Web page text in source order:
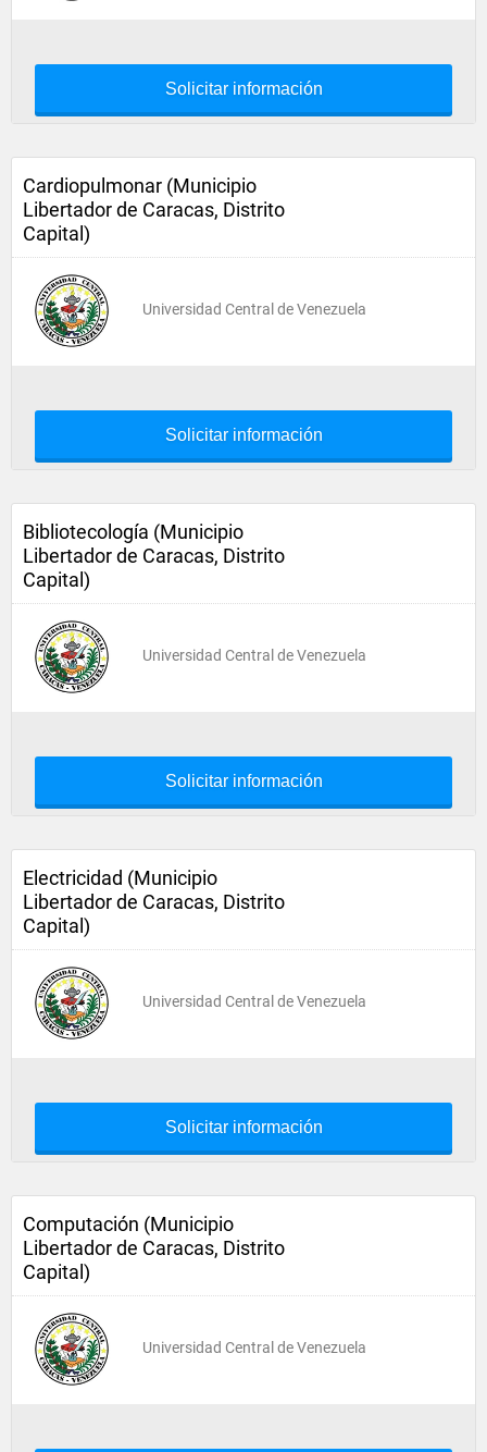
Solicitar información
Cardiopulmonar (Municipio
Libertador de Caracas, Distrito
Capital)
Universidad Central de Venezuela
Solicitar información
Bibliotecología (Municipio
Libertador de Caracas, Distrito
Capital)
Universidad Central de Venezuela
Solicitar información
Electricidad (Municipio
Libertador de Caracas, Distrito
Capital)
Universidad Central de Venezuela
Solicitar información
Computación (Municipio
Libertador de Caracas, Distrito
Capital)
Universidad Central de Venezuela